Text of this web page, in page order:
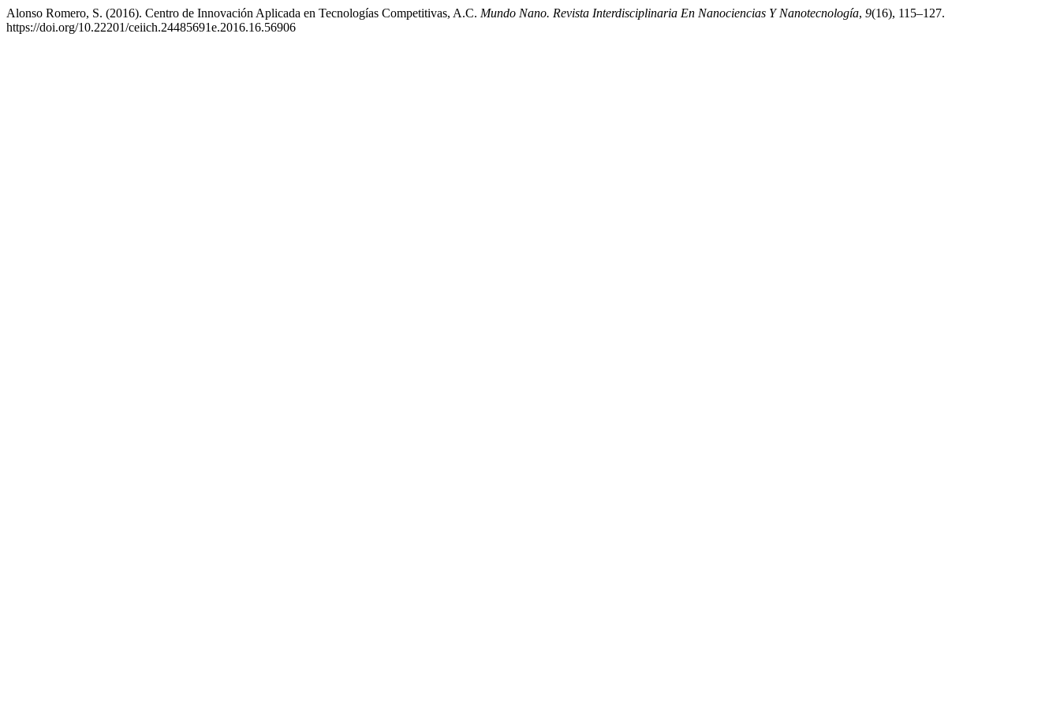
Alonso Romero, S. (2016). Centro de Innovación Aplicada en Tecnologías Competitivas, A.C. Mundo Nano. Revista Interdisciplinaria En Nanociencias Y Nanotecnología, 9(16), 115–127.
https://doi.org/10.22201/ceiich.24485691e.2016.16.56906